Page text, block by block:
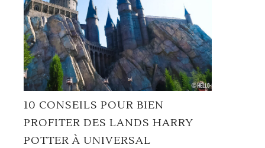
10 CONSEILS POUR BIEN
PROFITER DES LANDS HARRY
POTTER À UNIVERSAL